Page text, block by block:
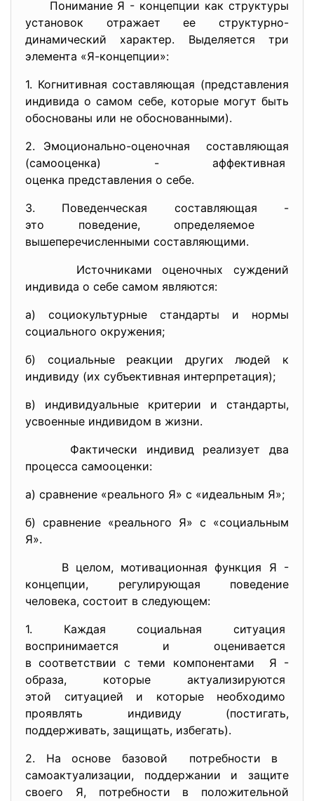
Понимание Я - концепции как структуры
установок отражает ее структурно-
динамический характер. Выделяется три
элемента «Я-концепции»:
1. Когнитивная составляющая (представления
индивида о самом себе, которые могут быть
обоснованы или не обоснованными).
2. Эмоционально-оценочная составляющая
(самооценка) - аффективная
оценка представления о себе.
3. Поведенческая составляющая -
это поведение, определяемое
вышеперечисленными составляющими.
Источниками оценочных суждений
индивида о себе самом являются:
а) социокультурные стандарты и нормы
социального окружения;
б) социальные реакции других людей к
индивиду (их субъективная интерпретация);
в) индивидуальные критерии и стандарты,
усвоенные индивидом в жизни.
Фактически индивид реализует два
процесса самооценки:
а) сравнение «реального Я» с «идеальным Я»;
б) сравнение «реального Я» с «социальным
Я».
В целом, мотивационная функция Я -
концепции, регулирующая поведение
человека, состоит в следующем:
1. Каждая социальная ситуация
воспринимается и оценивается
в соответствии с теми компонентами Я -
образа, которые актуализируются
этой ситуацией и которые необходимо
проявлять индивиду (постигать,
поддерживать, защищать, избегать).
2. На основе базовой потребности в
самоактуализации, поддержании и защите
своего Я, потребности в положительной